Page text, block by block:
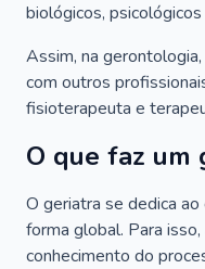
biológicos, psicológicos
Assim, na
com outros
fisioterapeuta e
O que faz um
O geriatra se dedica
forma global. Para
conhecimento do